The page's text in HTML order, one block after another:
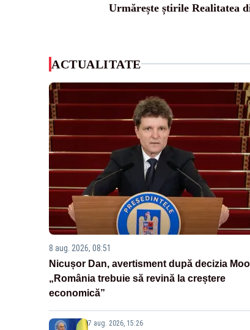
Urmărește știrile Realitatea
ACTUALITATE
8 aug. 2026, 08:51
Nicușor Dan, avertisment după decizia
„România trebuie să revină la creștere
economică”
7 aug. 2026, 15:26